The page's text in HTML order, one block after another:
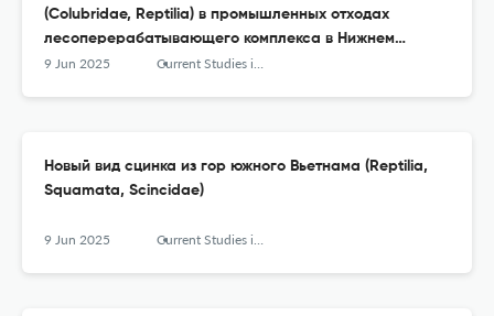
(Colubridae, Reptilia) в промышленных отходах
лесоперерабатывающего комплекса в Нижнем
Приамурье
9 Jun 2025 Current Studies in Herpetology
Новый вид сцинка из гор южного Вьетнама (Reptilia,
Squamata, Scincidae)
9 Jun 2025 Current Studies in Herpetology